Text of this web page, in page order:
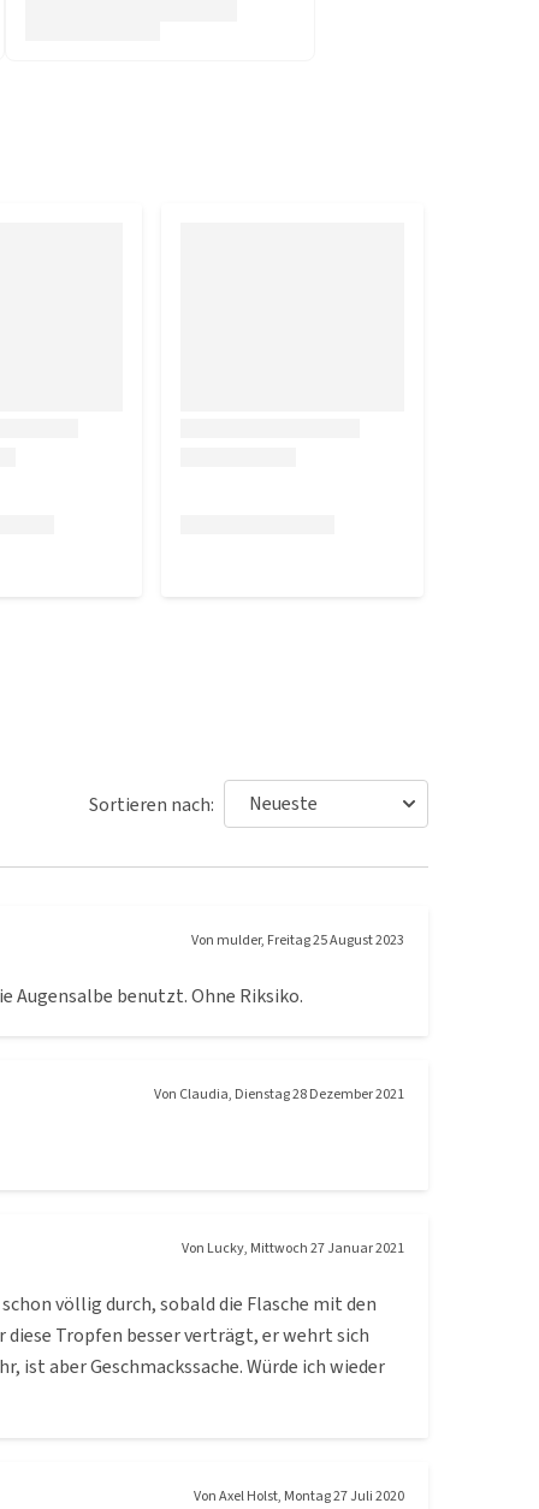
Sortieren nach:
Von mulder, Freitag 25 August 2023
Augensalbe benutzt. Ohne Riksiko.
Von Claudia, Dienstag 28 Dezember 2021
Von Lucky, Mittwoch 27 Januar 2021
völlig durch, sobald die Flasche mit den
diese Tropfen besser verträgt, er wehrt sich
ist aber Geschmackssache. Würde ich wieder
VonAxel Holst, Montag 27 Juli 2020